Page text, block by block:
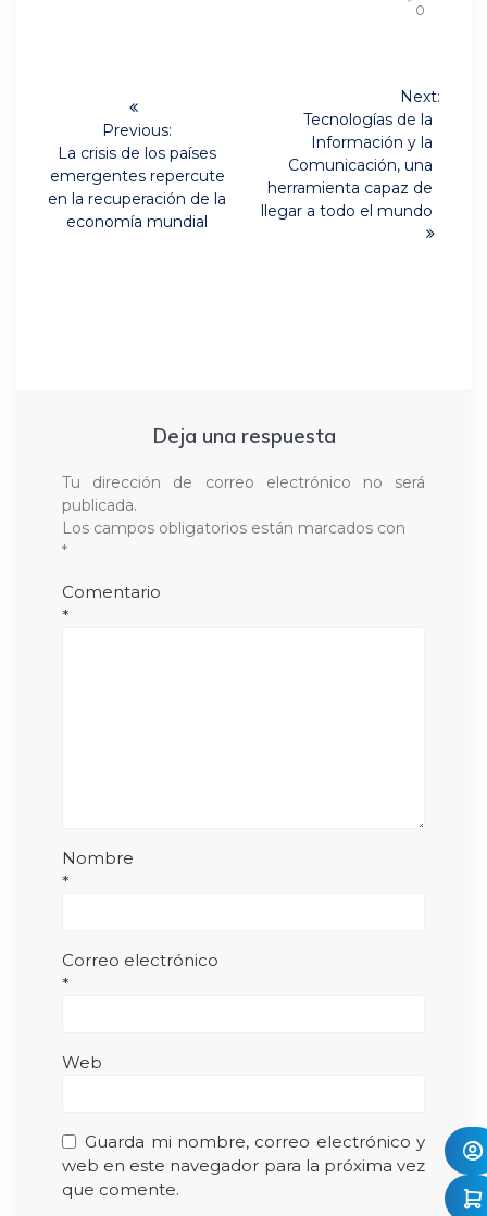
0
entradas
Previous:
Previous
post:
La crisis de los países
emergentes repercute
en la recuperación de la
economía mundial
Next:
Tecnologías de la
Información y la
Comunicación, una
herramienta capaz de
llegar a todo el mundo
Deja una respuesta
Tu dirección de correo electrónico no será
publicada.
Los campos obligatorios están marcados con
*
Comentario
*
Nombre
*
Correo electrónico
*
Web
Guarda mi nombre, correo electrónico y
web en este navegador para la próxima vez
que comente.